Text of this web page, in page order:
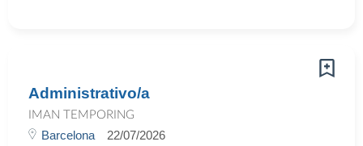
Administrativo/a
IMAN TEMPORING
Barcelona 22/07/2026